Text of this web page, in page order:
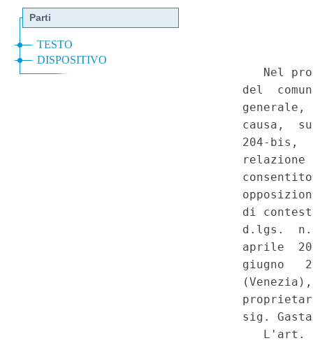
commissione della
debba, anziche' possa,
contestazione a tutti gli
difesa - Asserita lesione dei
materia di giusto processo.
30 aprile 1992, n. 285), art.
artt. 24 e 111. (008C0639)
Costituzionale n.36 del 27-8-